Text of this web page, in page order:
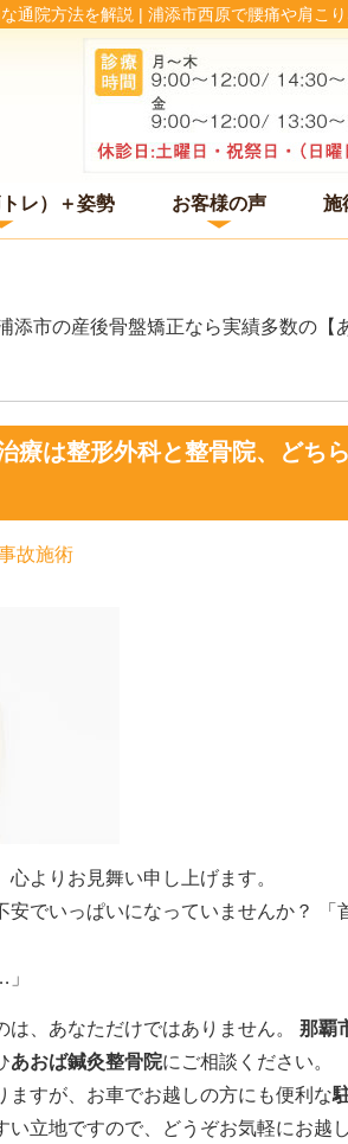
通院方法を解説 | 浦添市西原で腰痛や肩こ
レ）＋姿勢 お客様の声 施
添市の産後骨盤矯正なら実績多数の
療は整形外科と整骨院、どち
故施術
よりお見舞い申し上げます。
安でいっぱいになっていませんか？ 「
、あなただけではありません。 那覇
あおば鍼灸整骨院にご相談ください。
ますが、お車でお越しの方にも便利な
立地ですので、どうぞお気軽にお越